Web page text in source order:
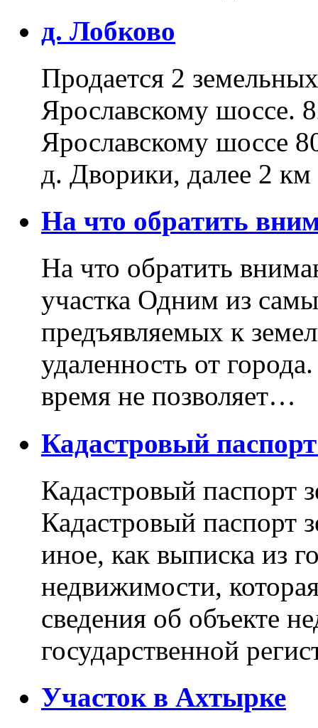
д. Лобково
Продается 2
Ярославскому
Ярославскому шоссе
д. Дворики, далее 2
На что обратить
На что обратить
участка Одним из
предъявляемых к
удаленность от
время не позволяет…
Кадастровый
Кадастровый паспорт
Кадастровый паспорт
иное, как выписка из
недвижимости,
сведения об объекте
государственной
Участок в Ахтырке